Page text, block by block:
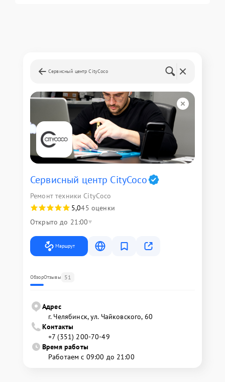
Сервисный центр CityCoco
Сервисный центр CityCoco
Ремонт техники CityCoco
5,045 оценки
Открыто до 21:00
Маршрут
ОбзорОтзывы 51
Адрес
г. Челябинск, ул. Чайковского, 60
Контакты
+7 (351) 200-70-49
Время работы
Работаем с 09:00 до 21:00